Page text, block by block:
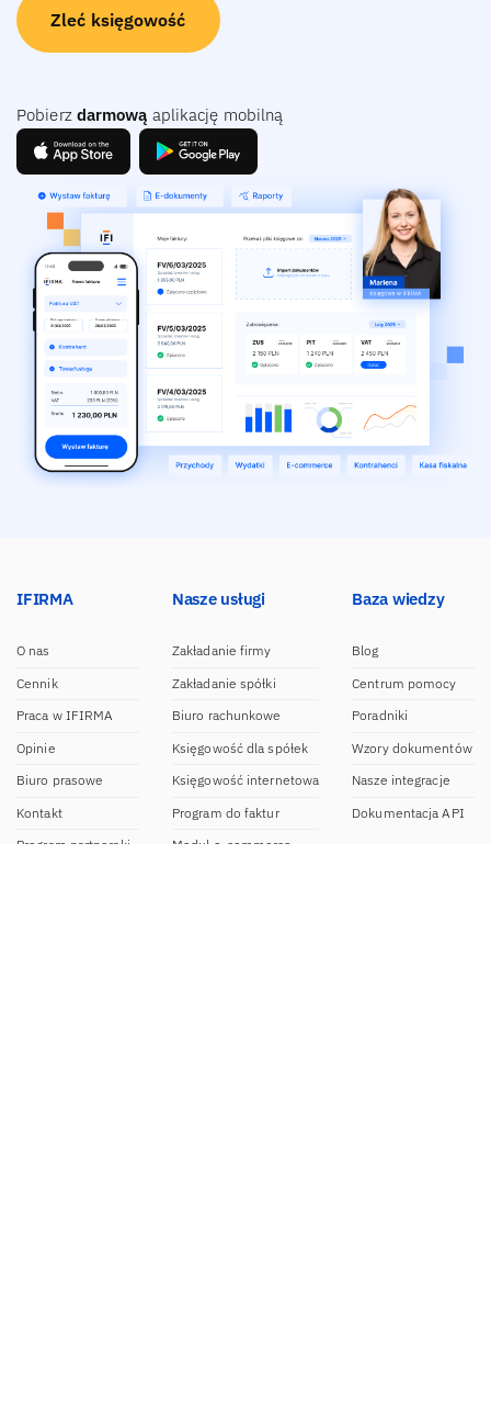
Zleć księgowość
Pobierz darmową aplikację mobilną
IFIRMA
O nas
Cennik
Praca w IFIRMA
Opinie
Biuro prasowe
Kontakt
Program partnerski
Nasze usługi
Zakładanie firmy
Zakładanie spółki
Biuro rachunkowe
Księgowość dla spółek
Księgowość internetowa
Program do faktur
Moduł e-commerce
Baza wiedzy
Blog
Centrum pomocy
Poradniki
Wzory dokumentów
Nasze integracje
Dokumentacja API